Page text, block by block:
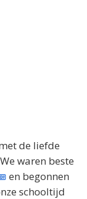
de liefde
waren beste
en begonnen
schooltijd